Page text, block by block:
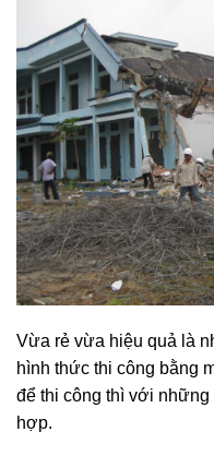
Vừa rẻ vừa hiệu quả là
hình thức thi công bằng
để thi công thì với
hợp.